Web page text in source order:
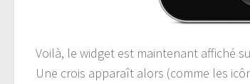
Voilà, le widget est maintenant affiché
Une crois apparaît alors (comme les